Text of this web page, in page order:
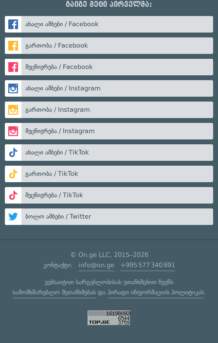
გაიგე მეტი პირველმა:
ახალი ამბები / Facebook
გართობა / Facebook
მეცნიერება / Facebook
ახალი ამბები / Instagram
გართობა / Instagram
მეცნიერება / Instagram
ახალი ამბები / TikTok
გართობა / TikTok
მეცნიერება / TikTok
ბოლო ამბები / Twitter
© On.ge LLC, 2015–2026
კონტაქტი: info@on.ge +995 577 340 891
ვებსაიტით სარგებლობისას ეთანხმებით ჩვენს
სამომხმარებლო შეთანხმებასდა პირადი ინფორმაციის პოლიტიკას.